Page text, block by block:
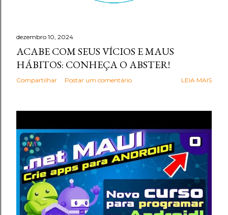
dezembro 10, 2024
ACABE COM SEUS VÍCIOS E MAUS
HÁBITOS: CONHEÇA O ABSTER!
Compartilhar Postar um comentário LEIA MAIS